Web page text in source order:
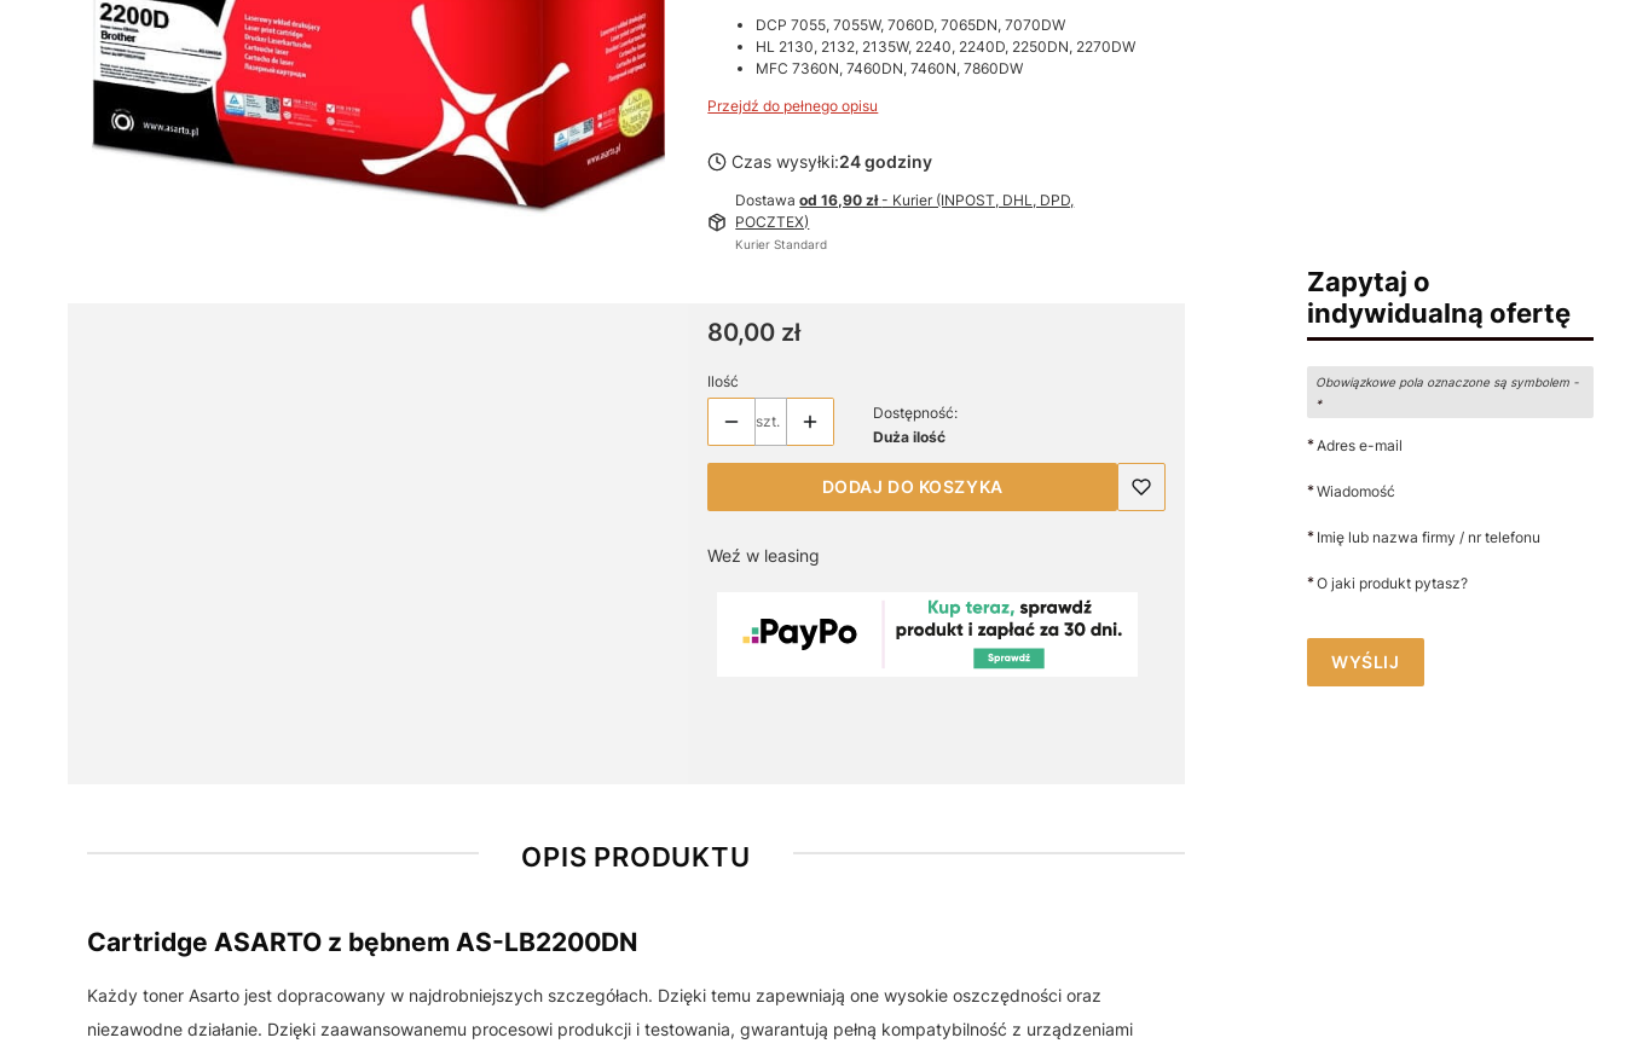
DCP 7055, 7055W, 7060D, 7065DN, 7070DW
HL 2130, 2132, 2135W, 2240, 2240D, 2250DN, 2270DW
MFC 7360N, 7460DN, 7460N, 7860DW
Przejdź do pełnego opisu
Czas wysyłki:24 godziny
Dostawaod 16,90 zł- Kurier (INPOST, DHL, DPD,
POCZTEX)
Kurier Standard
Cena
80,00 zł
Ilość
szt.
Dostępność:
Duża ilość
DODAJ DO KOSZYKA
Weź w leasing
OPIS PRODUKTU
Cartridge ASARTO z bębnem AS-LB2200DN
Każdy toner Asarto jest dopracowany w najdrobniejszych szczegółach. Dzięki temu zapewniają one wysokie oszczędności oraz
niezawodne działanie. Dzięki zaawansowanemu procesowi produkcji i testowania, gwarantują pełną kompatybilność z urządzeniami
Zapytaj o
indywidualną ofertę
Obowiązkowe pola oznaczone są symbolem -
*
*Adres e-mail
*Wiadomość
* Imię lub nazwa firmy / nr telefonu
*O jaki produkt pytasz?
WYŚLIJ